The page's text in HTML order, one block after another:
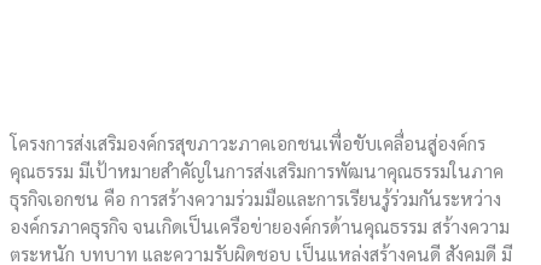
โครงการส่งเสริมองค์กรสุขภาวะภาคเอกชนเพื่อขับเคลื่อนสู่องค์กร
คุณธรรม มีเป้าหมายสำคัญในการส่งเสริมการพัฒนาคุณธรรมในภาค
ธุรกิจเอกชน คือ การสร้างความร่วมมือและการเรียนรู้ร่วมกันระหว่าง
องค์กรภาคธุรกิจ จนเกิดเป็นเครือข่ายองค์กรด้านคุณธรรม สร้างความ
ตระหนัก บทบาท และความรับผิดชอบ เป็นแหล่งสร้างคนดี สังคมดี มี